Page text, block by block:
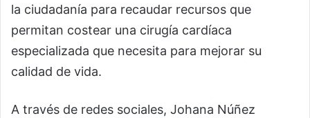
la ciudadanía para recaudar recursos que
permitan costear una cirugía cardíaca
especializada que necesita para mejorar su
calidad de vida.
A través de redes sociales, Johana Núñez